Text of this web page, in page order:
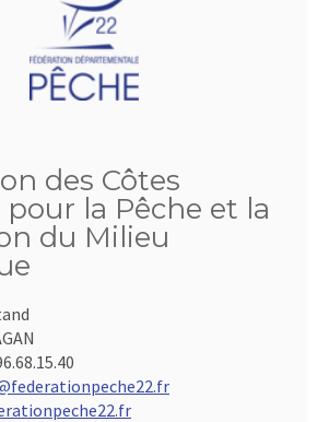
des Côtes
la Pêche et la
du Milieu